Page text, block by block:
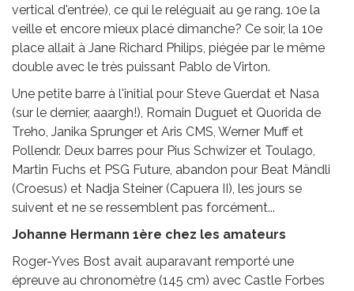
vertical d'entrée), ce qui le reléguait au 9e rang. 10e la
veille et encore mieux placé dimanche? Ce soir, la 10e
place allait à Jane Richard Philips, piégée par le même
double avec le très puissant Pablo de Virton.
Une petite barre à l'initial pour Steve Guerdat et Nasa
(sur le dernier, aaargh!), Romain Duguet et Quorida de
Treho, Janika Sprunger et Aris CMS, Werner Muff et
Pollendr. Deux barres pour Pius Schwizer et Toulago,
Martin Fuchs et PSG Future, abandon pour Beat Mändli
(Croesus) et Nadja Steiner (Capuera II), les jours se
suivent et ne se ressemblent pas forcément...
Johanne Hermann 1ère chez les amateurs
Roger-Yves Bost avait auparavant remporté une
épreuve au chronomètre (145 cm) avec Castle Forbes